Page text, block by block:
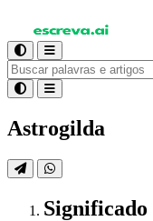
Astrogilda
Significado